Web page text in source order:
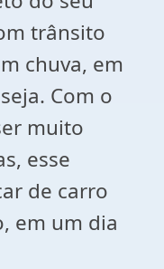
trânsito
chuva, em
Com o
muito
esse
de carro
em um dia